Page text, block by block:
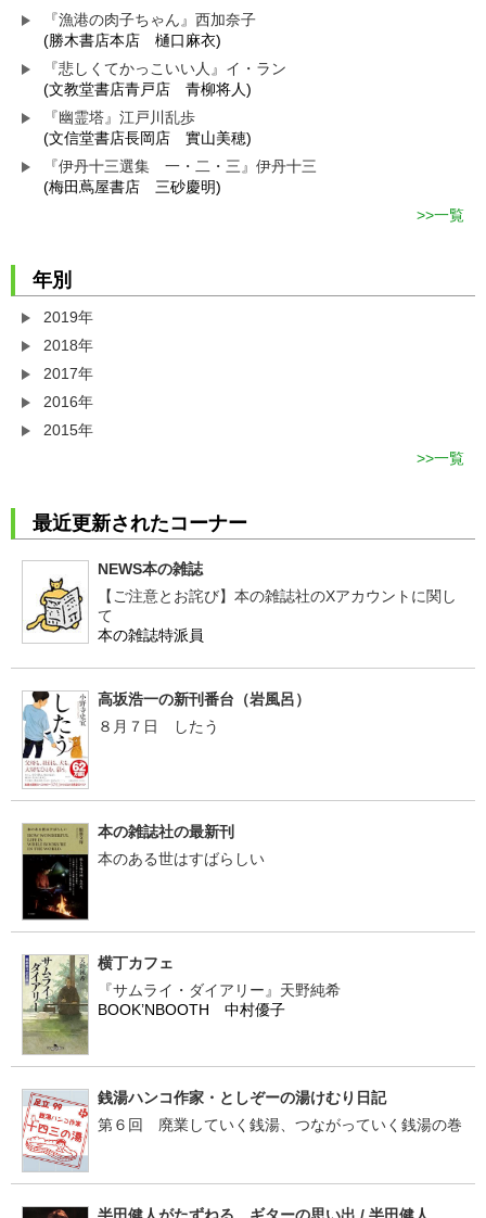
『漁港の肉子ちゃん』西加奈子
(勝木書店本店 樋口麻衣)
『悲しくてかっこいい人』イ・ラン
(文教堂書店青戸店 青柳将人)
『幽霊塔』江戸川乱歩
(文信堂書店長岡店 實山美穂)
『伊丹十三選集 一・二・三』伊丹十三
(梅田蔦屋書店 三砂慶明)
一覧
年別
2019年
2018年
2017年
2016年
2015年
一覧
最近更新されたコーナー
NEWS本の雑誌
【ご注意とお詫び】本の雑誌社のXアカウントに関し
て
本の雑誌特派員
高坂浩一の新刊番台（岩風呂）
８月７日 したう
本の雑誌社の最新刊
本のある世はすばらしい
横丁カフェ
『サムライ・ダイアリー』天野純希
BOOK’NBOOTH 中村優子
銭湯ハンコ作家・としぞーの湯けむり日記
第６回 廃業していく銭湯、つながっていく銭湯の巻
半田健人がたずねる ギターの思い出 / 半田健人